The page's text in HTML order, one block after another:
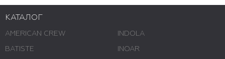
КАТАЛОГ
AMERICAN CREW
BATISTE
INDOLA
INOAR